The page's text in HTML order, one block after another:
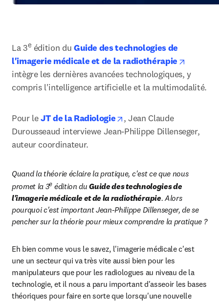
La 3e édition du Guide des technologies de
l'imagerie médicale et de la radiothérapie
intègre les dernières avancées technologiques, y
compris l'intelligence artificielle et la multimodalité.
Pour le JT de la Radiologie opens in new tab/window
, Jean Claude
Durousseaud interviewe Jean-Philippe Dillenseger,
auteur coordinateur.
Quand la théorie éclaire la pratique, c'est ce que nous
promet la 3e édition du Guide des technologies de
l'imagerie médicale et de la radiothérapie. Alors
pourquoi c'est important Jean-Philippe Dillenseger, de se
pencher sur la théorie pour mieux comprendre la pratique ?
Eh bien comme vous le savez, l'imagerie médicale c'est
une un secteur qui va très vite aussi bien pour les
manipulateurs que pour les radiologues au niveau de la
technologie, et il nous a paru important d'asseoir les bases
théoriques pour faire en sorte que lorsqu'une nouvelle